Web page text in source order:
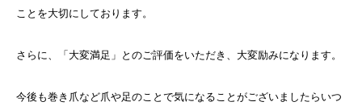
ことを大切にしております。
さらに、「大変満足」とのご評価をいただき、大変励みになります。
今後も巻き爪など爪や足のことで気になることがございましたらいつ